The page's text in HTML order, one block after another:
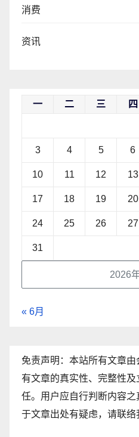
消费
资讯
2026
一 二 三 四
3 4 5 6
10 11 12 13
17 18 19 20
24 25 26 27
31
« 6月
免责声明：本站所有文章
有文章的真实性、完整性
任。用户应自行判断内容
于文章出处有疑虑，请联